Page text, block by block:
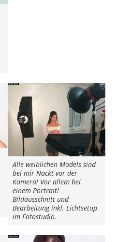
Alle weiblichen Models sind
bei mir Nackt vor der
Kamera! Vor allem bei
einem Portrait!
Bildausschnitt und
Bearbeitung inkl. Lichtsetup
im Fotostudio.